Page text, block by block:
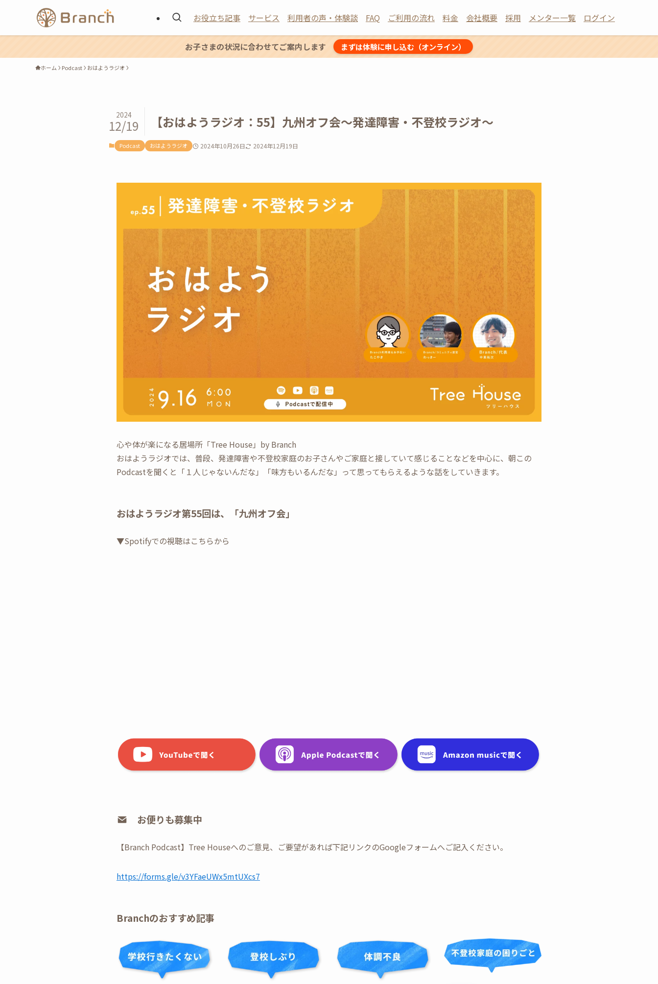
お役立ち記事 サービス 利用者の声・体験談 FAQ ご利用の流れ 料金 会社概要 採用 メンター一覧 ログイン
お子さまの状況に合わせてご案内します まずは体験に申し込む（オンライン）
ホーム Podcast おはようラジオ
【おはようラジオ：55】九州オフ会〜発達障害・不登校ラジオ〜
2024
12/19
Podcast おはようラジオ 2024年10月26日 2024年12月19日
心や体が楽になる居場所「Tree House」by Branch
おはようラジオでは、普段、発達障害や不登校家庭のお子さんやご家庭と接していて感じることなどを中心に、朝この
Podcastを聞くと「１人じゃないんだな」「味方もいるんだな」って思ってもらえるような話をしていきます。
おはようラジオ第55回は、「九州オフ会」
▼Spotifyでの視聴はこちらから
お便りも募集中
【Branch Podcast】Tree Houseへのご意見、ご要望があれば下記リンクのGoogleフォームへご記入ください。
⁠https://forms.gle/v3YFaeUWx5mtUXcs7
Branchのおすすめ記事